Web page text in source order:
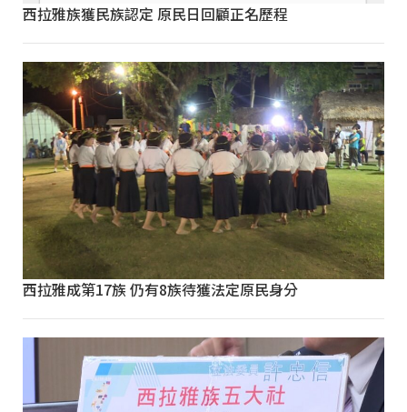
西拉雅族獲民族認定 原民日回顧正名歷程
西拉雅成第17族 仍有8族待獲法定原民身分